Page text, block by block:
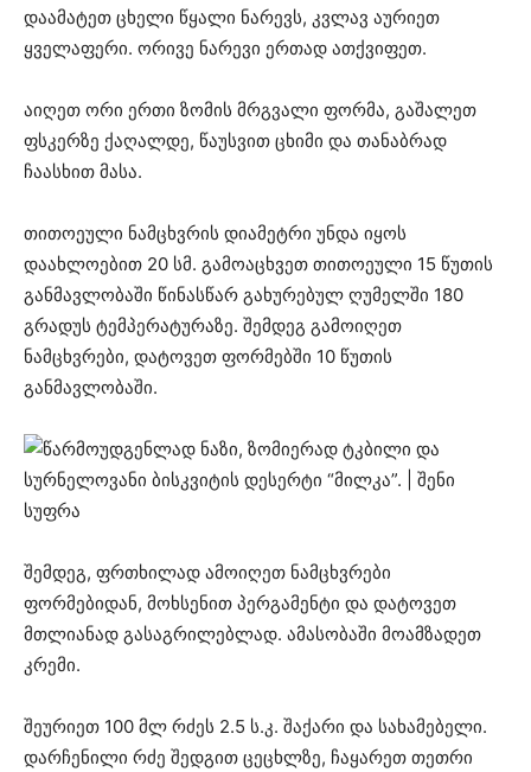
დაამატეთ ცხელი წყალი ნარევს, კვლავ აურიეთ
ყველაფერი. ორივე ნარევი ერთად ათქვიფეთ.
აიღეთ ორი ერთი ზომის მრგვალი ფორმა, გაშალეთ
ფსკერზე ქაღალდე, წაუსვით ცხიმი და თანაბრად
ჩაასხით მასა.
თითოეული ნამცხვრის დიამეტრი უნდა იყოს
დაახლოებით 20 სმ. გამოაცხვეთ თითოეული 15 წუთის
განმავლობაში წინასწარ გახურებულ ღუმელში 180
გრადუს ტემპერატურაზე. შემდეგ გამოიღეთ
ნამცხვრები, დატოვეთ ფორმებში 10 წუთის
განმავლობაში.
შემდეგ, ფრთხილად ამოიღეთ ნამცხვრები
ფორმებიდან, მოხსენით პერგამენტი და დატოვეთ
მთლიანად გასაგრილებლად. ამასობაში მოამზადეთ
კრემი.
შეურიეთ 100 მლ რძეს 2.5 ს.კ. შაქარი და სახამებელი.
დარჩენილი რძე შედგით ცეცხლზე, ჩაყარეთ თეთრი